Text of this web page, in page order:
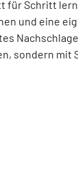
für Schritt
und eine
sondern mit